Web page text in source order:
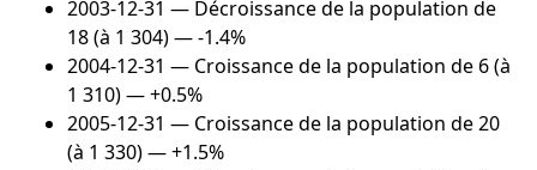
2003-12-31 — Décroissance de la population de
18 (à 1 304) — -1.4%
2004-12-31 — Croissance de la population de 6 (à
1 310) — +0.5%
2005-12-31 — Croissance de la population de 20
(à 1 330) — +1.5%